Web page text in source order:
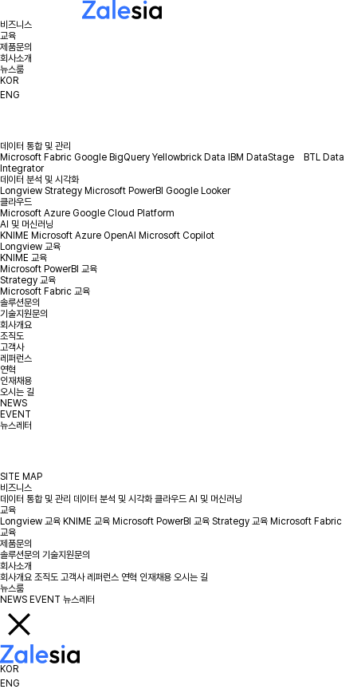
비즈니스
교육
제품문의
회사소개
뉴스룸
KOR
ENG
데이터 통합 및 관리
Microsoft Fabric Google BigQuery Yellowbrick Data IBM DataStage
BTL Data
Integrator
데이터 분석 및 시각화
Longview Strategy Microsoft PowerBI Google Looker
클라우드
Microsoft Azure Google Cloud Platform
AI 및 머신러닝
KNIME Microsoft Azure OpenAI Microsoft Copilot
Longview 교육
KNIME 교육
Microsoft PowerBI 교육
Strategy 교육
Microsoft Fabric 교육
솔루션문의
기술지원문의
회사개요
조직도
고객사
레퍼런스
연혁
인재채용
오시는 길
NEWS
EVENT
뉴스레터
SITE MAP
비즈니스
데이터 통합 및 관리 데이터 분석 및 시각화 클라우드 AI 및 머신러닝
교육
Longview 교육 KNIME 교육 Microsoft PowerBI 교육 Strategy 교육 Microsoft Fabric
교육
제품문의
솔루션문의 기술지원문의
회사소개
회사개요 조직도 고객사 레퍼런스 연혁 인재채용 오시는 길
뉴스룸
NEWS EVENT 뉴스레터
KOR
ENG